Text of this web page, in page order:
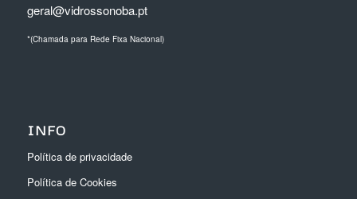
geral@vidrossonoba.pt
*(Chamada para Rede Fixa Nacional)
INFO
Política de privacidade
Política de Cookies